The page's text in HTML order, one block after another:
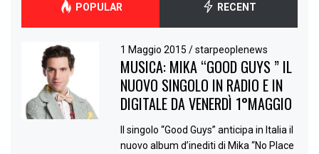
POPULAR RECENT
1 Maggio 2015/ starpeoplenews
MUSICA: MIKA “GOOD GUYS ” IL
NUOVO SINGOLO IN RADIO E IN
DIGITALE DA VENERDÌ 1°MAGGIO
Il singolo “Good Guys” anticipa in Italia il
nuovo album d’inediti di Mika “No Place